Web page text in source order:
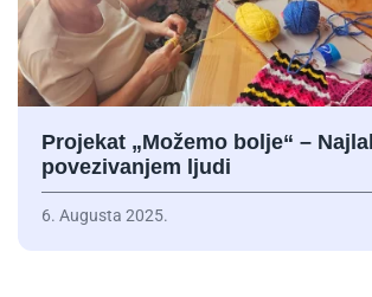
Projekat „Možemo bolje“ –
povezivanjem ljudi
6. Augusta 2025.